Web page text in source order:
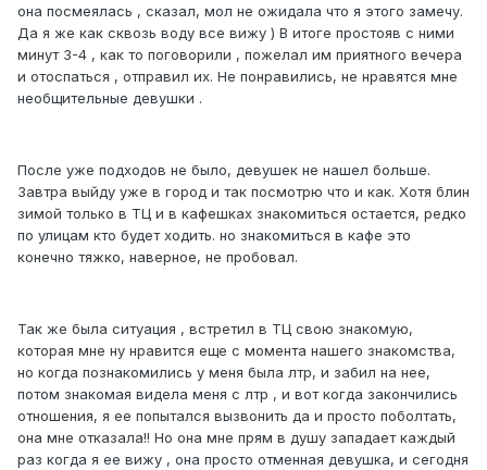
она посмеялась , сказал, мол не ожидала что я этого замечу.
Да я же как сквозь воду все вижу ) В итоге простояв с ними
минут 3-4 , как то поговорили , пожелал им приятного вечера
и отоспаться , отправил их. Не понравились, не нравятся мне
необщительные девушки .
После уже подходов не было, девушек не нашел больше.
Завтра выйду уже в город и так посмотрю что и как. Хотя блин
зимой только в ТЦ и в кафешках знакомиться остается, редко
по улицам кто будет ходить. но знакомиться в кафе это
конечно тяжко, наверное, не пробовал.
Так же была ситуация , встретил в ТЦ свою знакомую,
которая мне ну нравится еще с момента нашего знакомства,
но когда познакомились у меня была лтр, и забил на нее,
потом знакомая видела меня с лтр , и вот когда закончились
отношения, я ее попытался вызвонить да и просто поболтать,
она мне отказала!! Но она мне прям в душу западает каждый
раз когда я ее вижу , она просто отменная девушка, и сегодня